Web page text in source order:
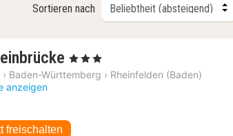
Sortieren nach
1
Nacht
€
, 3 Sterne
› Baden-Württemberg › Rheinfelden (Baden)
anzeigen
freischalten